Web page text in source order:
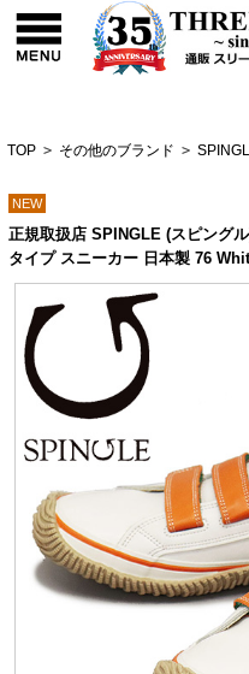
TOP > その他のブランド >
NEW
正規取扱店 SPINGLE (スピング
タイプ スニーカー 日本製 76